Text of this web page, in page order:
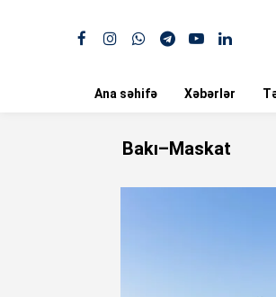
Ana səhifə Xəbərlər
Bakı–Maskat